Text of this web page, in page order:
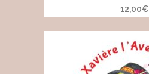
12,00€